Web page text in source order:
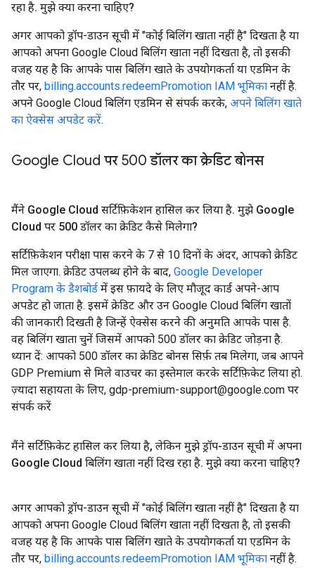
रहा है. मुझे क्या करना चाहिए?
अगर आपको ड्रॉप-डाउन सूची में "कोई बिलिंग खाता नहीं है" दिखता है या
आपको अपना Google Cloud बिलिंग खाता नहीं दिखता है, तो इसकी
वजह यह है कि आपके पास बिलिंग खाते के उपयोगकर्ता या एडमिन के
तौर पर, billing.accounts.redeemPromotion IAM भूमिका नहीं है.
अपने Google Cloud बिलिंग एडमिन से संपर्क करके, अपने बिलिंग खाते
का ऐक्सेस अपडेट करें.
Google Cloud पर 500 डॉलर का क्रेडिट बोनस
मैंने Google Cloud सर्टिफ़िकेशन हासिल कर लिया है. मुझे Google
Cloud पर 500 डॉलर का क्रेडिट कैसे मिलेगा?
सर्टिफ़िकेशन परीक्षा पास करने के 7 से 10 दिनों के अंदर, आपको क्रेडिट
मिल जाएगा. क्रेडिट उपलब्ध होने के बाद, Google Developer
Program के डैशबोर्ड में इस फ़ायदे के लिए मौजूद कार्ड अपने-आप
अपडेट हो जाता है. इसमें क्रेडिट और उन Google Cloud बिलिंग खातों
की जानकारी दिखती है जिन्हें ऐक्सेस करने की अनुमति आपके पास है.
वह बिलिंग खाता चुनें जिसमें आपको 500 डॉलर का क्रेडिट जोड़ना है.
ध्यान दें: आपको 500 डॉलर का क्रेडिट बोनस सिर्फ़ तब मिलेगा, जब आपने
GDP Premium से मिले वाउचर का इस्तेमाल करके सर्टिफ़िकेट लिया हो.
ज़्यादा सहायता के लिए, gdp-premium-support@google.com पर
संपर्क करें
मैंने सर्टिफ़िकेट हासिल कर लिया है, लेकिन मुझे ड्रॉप-डाउन सूची में अपना
Google Cloud बिलिंग खाता नहीं दिख रहा है. मुझे क्या करना चाहिए?
अगर आपको ड्रॉप-डाउन सूची में "कोई बिलिंग खाता नहीं है" दिखता है या
आपको अपना Google Cloud बिलिंग खाता नहीं दिखता है, तो इसकी
वजह यह है कि आपके पास बिलिंग खाते के उपयोगकर्ता या एडमिन के
तौर पर, billing.accounts.redeemPromotion IAM भूमिका नहीं है.